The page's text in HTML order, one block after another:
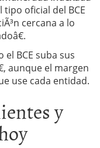
tipo oficial del BCE
cercana a lo
BCE suba sus
aunque el margen
use cada entidad.
y